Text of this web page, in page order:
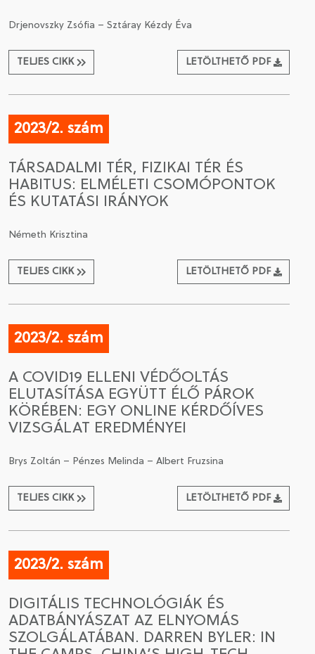
Drjenovszky Zsófia – Sztáray Kézdy Éva
TELJES CIKK LETÖLTHETŐ PDF
2023/2. szám
TÁRSADALMI TÉR, FIZIKAI TÉR ÉS
HABITUS: ELMÉLETI CSOMÓPONTOK
ÉS KUTATÁSI IRÁNYOK
Németh Krisztina
TELJES CIKK LETÖLTHETŐ PDF
2023/2. szám
A COVID19 ELLENI VÉDŐOLTÁS
ELUTASÍTÁSA EGYÜTT ÉLŐ PÁROK
KÖRÉBEN: EGY ONLINE KÉRDŐÍVES
VIZSGÁLAT EREDMÉNYEI
Brys Zoltán – Pénzes Melinda – Albert Fruzsina
TELJES CIKK LETÖLTHETŐ PDF
2023/2. szám
DIGITÁLIS TECHNOLÓGIÁK ÉS
ADATBÁNYÁSZAT AZ ELNYOMÁS
SZOLGÁLATÁBAN. DARREN BYLER: IN